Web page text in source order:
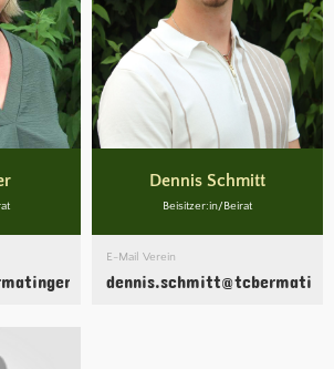
Dennis Schmitt
Beisitzer:in/Beirat
E-Mail Verein